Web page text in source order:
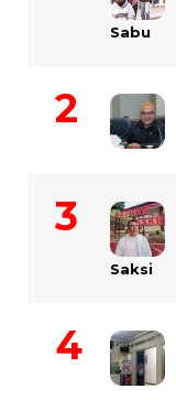
Sabu
Saksi